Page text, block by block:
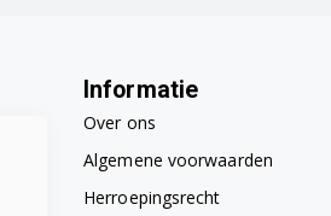
Informatie
Over ons
Algemene voorwaarden
Herroepingsrecht